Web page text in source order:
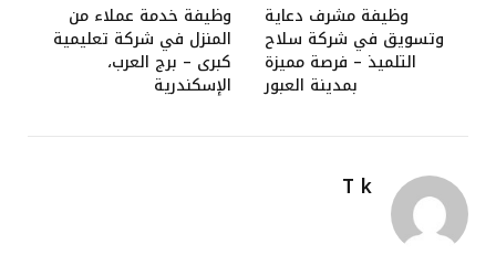
وظيفة مشرف دعاية
وتسويق في شركة سلاح
التلميذ – فرصة مميزة
بمدينة العبور
وظيفة خدمة عملاء من
المنزل في شركة تعليمية
كبرى – برج العرب،
الإسكندرية
T k